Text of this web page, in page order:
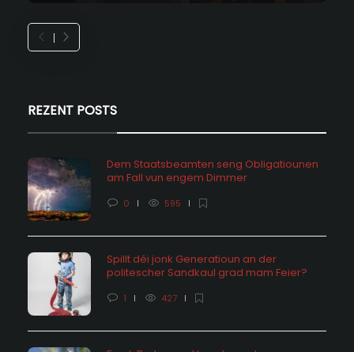
REZENT POSTS
Dem Staatsbeamten seng Obligatiounen
am Fall vun engem Dimmer
0 595
Spillt déi jonk Generatioun an der
politescher Sandkaul grad mam Feier?
1 427